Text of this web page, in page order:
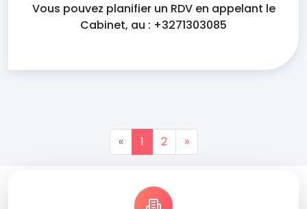
Vous pouvez planifier un RDV en appelant le
Cabinet, au : +3271303085
« 1 2 »